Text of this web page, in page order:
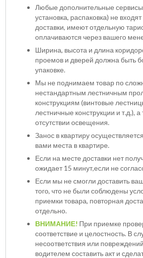
Любые дополнительные
установка, распаковка) не
доставки, имеют отдельную
оплачиваются через вашего
Ширина, высота и длина
проемов и дверей должна быть
упаковке.
Мы не поднимаем товар по
нестандартным лестничным
конструкциям (винтовые
лестничные конструкции и т.д.), а
отсутствии освещения.
Занос в квартиру
вами места в квартире.
Если на месте доставки нет
ожидает 15 минут,если не
Если мы не смогли доставить
того, что не были соблюдены
приемки товара, повторная
отдельно.
ВНИМАНИЕ! При приемке
соответствие и целостность. В
несоответствия или
водителем составить акт и